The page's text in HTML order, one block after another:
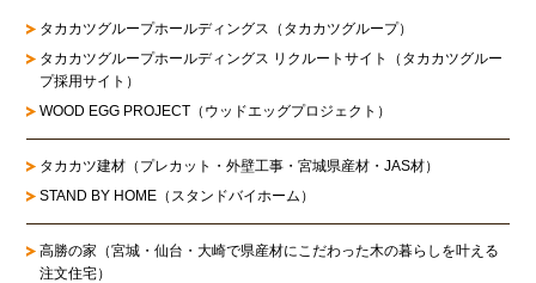
タカカツグループホールディングス（タカカツグループ）
タカカツグループホールディングス リクルートサイト
（タカカツグルー
プ採用サイト）
WOOD EGG PROJECT（ウッドエッグプロジェクト）
タカカツ建材（プレカット・外壁工事・宮城県産材・JAS材）
STAND BY HOME（スタンドバイホーム）
高勝の家 （宮城・仙台・大崎で県産材にこだわった木の暮らしを叶える
注文住宅）